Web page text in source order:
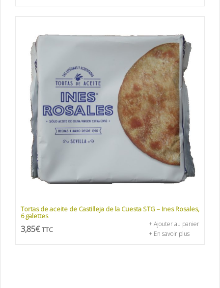
Tortas de aceite de Castilleja de la Cuesta STG – Ines Rosales,
6 galettes
3,85€ TTC
+ Ajouter au panier
+ En savoir plus